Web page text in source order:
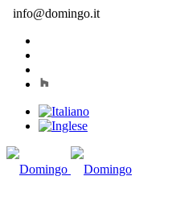
info@domingo.it